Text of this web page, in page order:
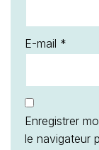
E-mail *
Enregistrer
le navigateur